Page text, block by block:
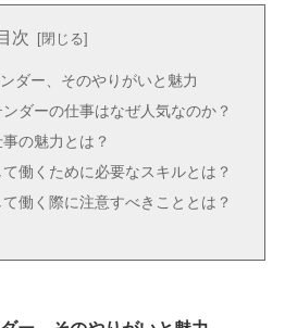
次
ダー、そのやりがいと魅力
ダーの仕事はなぜ人気なのか？
の魅力とは？
働くために必要なスキルとは？
働く際に注意すべきこととは？